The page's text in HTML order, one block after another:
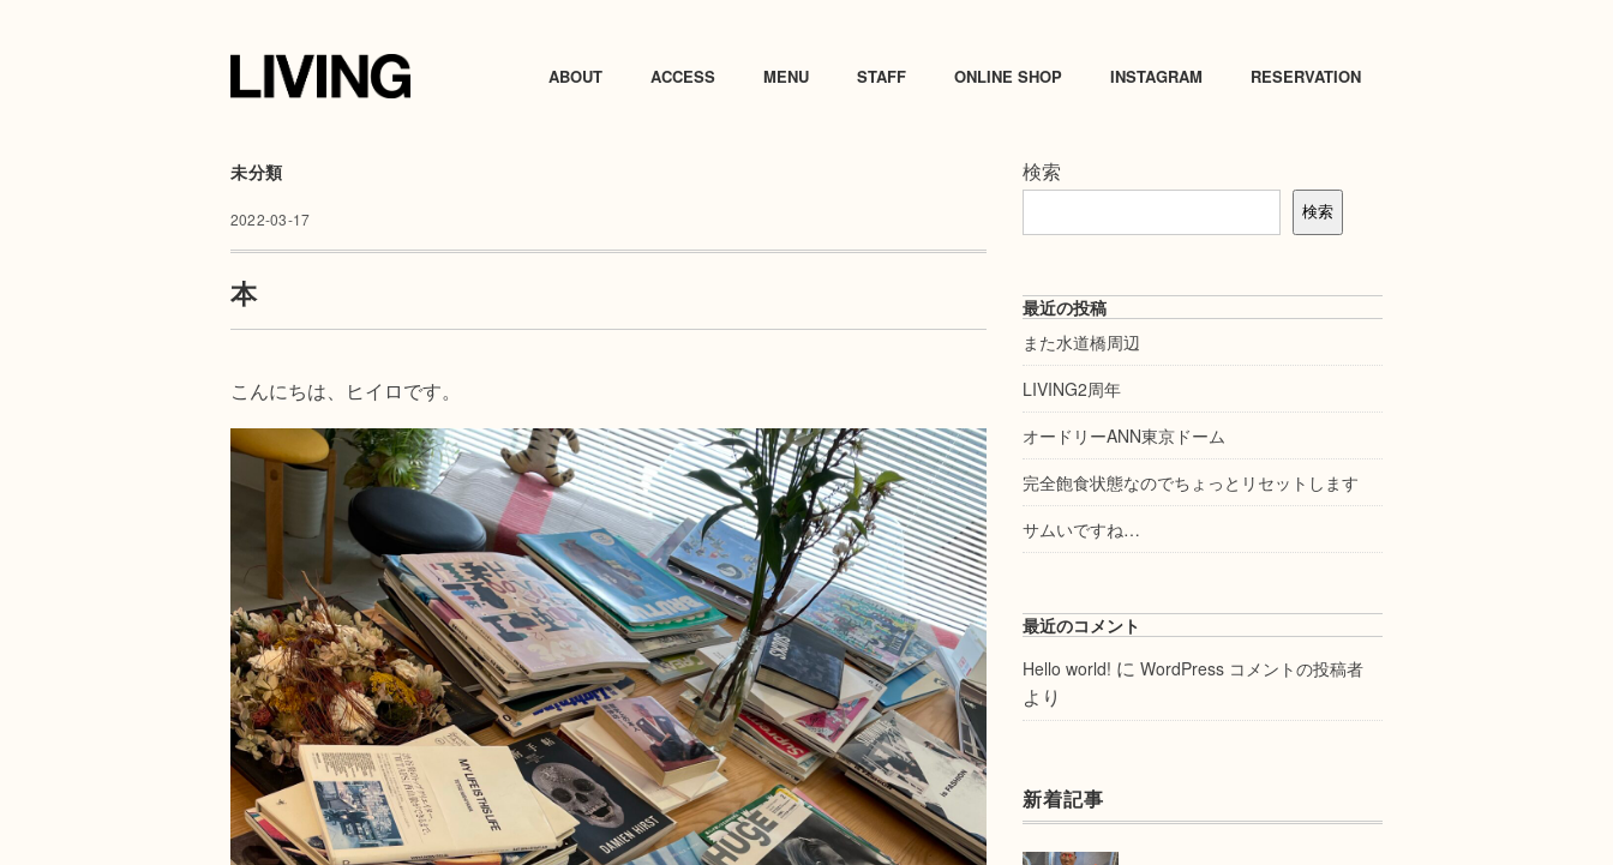
ABOUT ACCESS MENU STAFF ONLINE SHOP INSTAGRAM RESERVATION
未分類
2022-03-17
本
こんにちは、ヒイロです。
検索
検索
最近の投稿
また水道橋周辺
LIVING2周年
オードリーANN東京ドーム
完全飽食状態なのでちょっとリセットします
サムいですね…
最近のコメント
Hello world! にWordPress コメントの投稿者
より
新着記事